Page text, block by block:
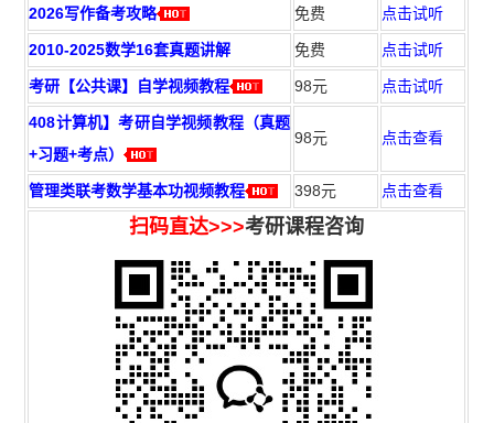
2026写作备考攻略 免费 点击试听
2010-2025数学16套真题讲解 免费 点击试听
考研【公共课】自学视频教程 98元 点击试听
408计算机】考研自学视频教程（真题
+习题+考点）
98元 点击查看
管理类联考数学基本功视频教程 398元 点击查看
扫码直达>>>考研课程咨询